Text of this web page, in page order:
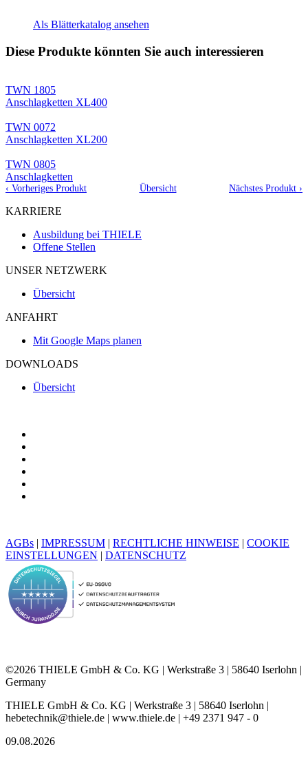
Als Blätterkatalog ansehen
Diese Produkte könnten Sie auch interessieren
TWN 1805
Anschlagketten XL400
TWN 0072
Anschlagketten XL200
TWN 0805
Anschlagketten
‹ Vorheriges Produkt Übersicht Nächstes Produkt ›
KARRIERE
Ausbildung bei THIELE
Offene Stellen
UNSER NETZWERK
Übersicht
ANFAHRT
Mit Google Maps planen
DOWNLOADS
Übersicht
AGBs | IMPRESSUM | RECHTLICHE HINWEISE | COOKIE
EINSTELLUNGEN | DATENSCHUTZ
©2026 THIELE GmbH & Co. KG | Werkstraße 3 | 58640 Iserlohn |
Germany
THIELE GmbH & Co. KG | Werkstraße 3 | 58640 Iserlohn |
hebetechnik@thiele.de | www.thiele.de | +49 2371 947 - 0
09.08.2026